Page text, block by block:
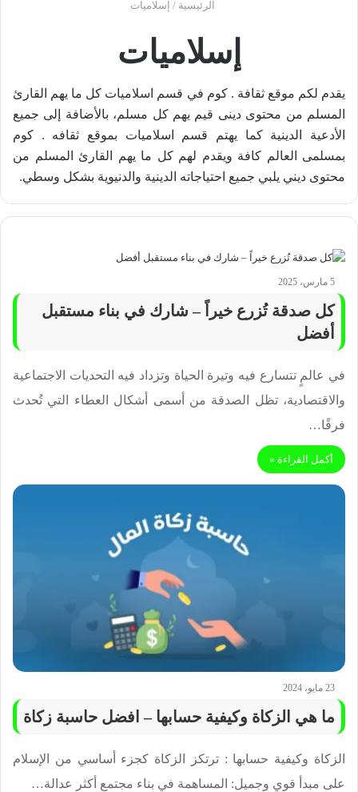
الرئيسية / إسلاميات
إسلاميات
يقدم لكم موقع ثقافة . كوم في قسم اسلاميات كل ما يهم القارئ
المسلم من محتوى دينى قيم يهم كل مسلم، بالأضافة إلى جميع
الأدعية الدينية كما يهتم قسم اسلاميات بموقع ثقافه . كوم
بمسلمى العالم كافة ويقدم لهم كل ما يهم القارئ المسلم من
محتوى ديني يلبي جميع احتياجاته الدينية والدنيوية بشكل وسطي.
5 مارس، 2025
كل صدقة تُزرع خيراً – شارك في بناء مستقبل
أفضل
في عالمٍ تتسارع فيه وتيرة الحياة وتزداد فيه التحديات الاجتماعية
والاقتصادية، تظل الصدقة من أسمى أشكال العطاء التي تُحدث
فرقًا…
أكمل القراءة »
23 مايو، 2024
ما هي الزكاة وكيفية حسابها – افضل حاسبة زكاة
الزكاة وكيفية حسابها : ترتكز الزكاة كجزء أساسي من الإسلام
على مبدأ قوي وجميل: المساهمة في بناء مجتمع أكثر عدالة…